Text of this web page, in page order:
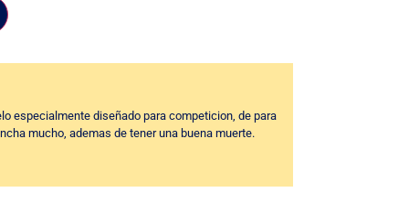
especialmente diseñado para competicion, de para
mucho, ademas de tener una buena muerte.